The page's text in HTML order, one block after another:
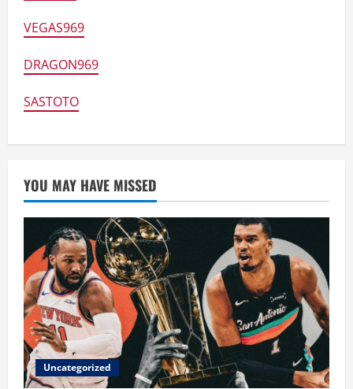
VEGAS969
DRAGON969
SASTOTO
YOU MAY HAVE MISSED
Uncategorized